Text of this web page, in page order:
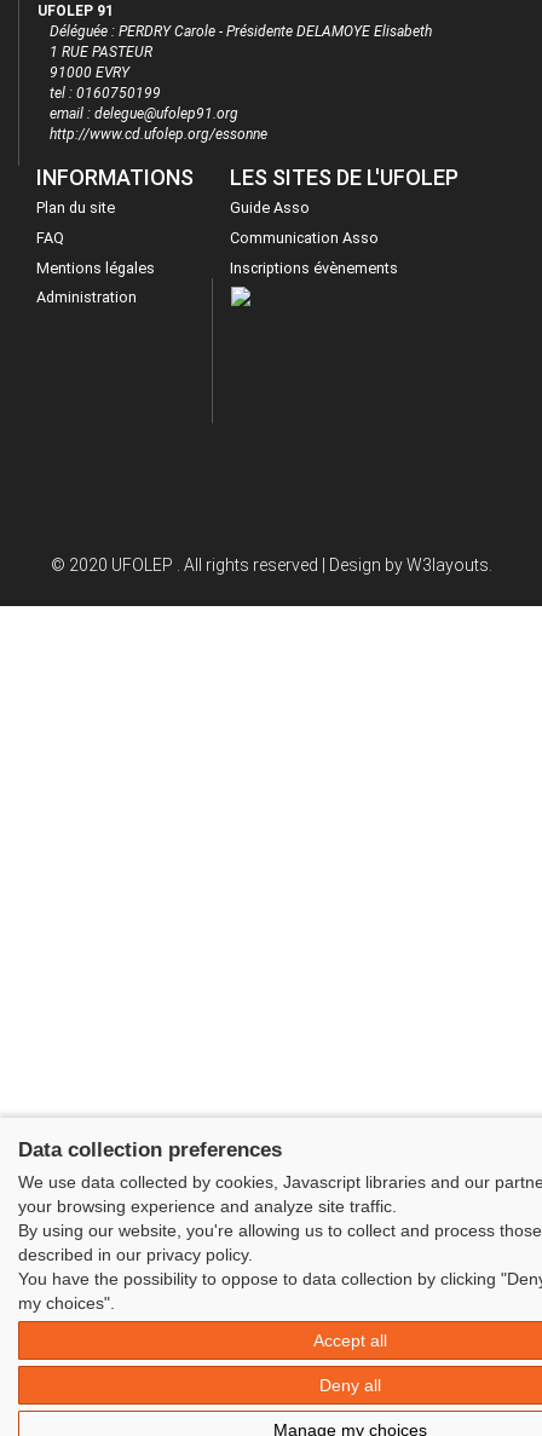
UFOLEP 91
Déléguée : PERDRY Carole - Présidente DELAMOYE Elisabeth
1 RUE PASTEUR
91000 EVRY
tel : 0160750199
email : delegue@ufolep91.org
http://www.cd.ufolep.org/essonne
INFORMATIONS
Plan du site
FAQ
Mentions légales
Administration
LES SITES DE L'UFOLEP
Guide Asso
Communication Asso
Inscriptions évènements
© 2020 UFOLEP . All rights reserved | Design byW3layouts.
Data collection preferences
We use data collected by cookies, Javascript libraries and our
your browsing experience and analyze site traffic.
By using our website, you're allowing us to collect and process
described in our privacy policy.
You have the possibility to oppose to data collection by clicking
my choices".
Accept all
Deny all
Manage my choices